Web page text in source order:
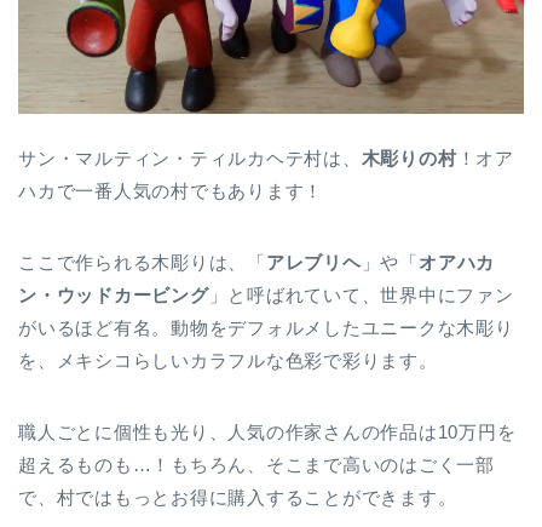
サン・マルティン・ティルカヘテ村は、 木彫りの村！オア
ハカで一番人気の村でもあります！
ここで作られる木彫りは、「アレブリヘ」や「オアハカ
ン・ウッドカービング」と呼ばれていて、世界中にファン
がいるほど有名。動物をデフォルメしたユニークな木彫り
を、メキシコらしいカラフルな色彩で彩ります。
職人ごとに個性も光り、人気の作家さんの作品は10万円を
超えるものも…！もちろん、そこまで高いのはごく一部
で、村ではもっとお得に購入することができます。